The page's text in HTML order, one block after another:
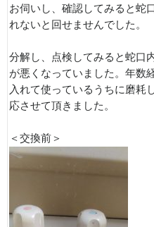
お伺いし、確認してみると蛇
れないと回せませんでした。
分解し、点検してみると蛇口
が悪くなっていました。年数
入れて使っているうちに磨耗
応させて頂きました。
＜交換前＞